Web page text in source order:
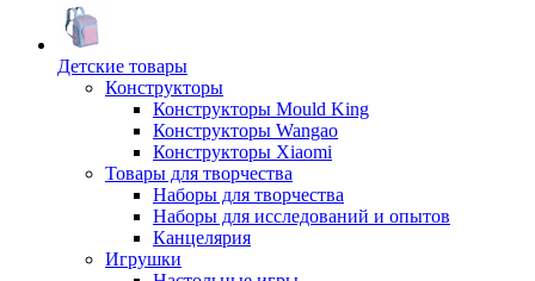
Детские товары
Конструкторы
Конструкторы Mould King
Конструкторы Wangao
Конструкторы Xiaomi
Товары для творчества
Наборы для творчества
Наборы для исследований и опытов
Канцелярия
Игрушки